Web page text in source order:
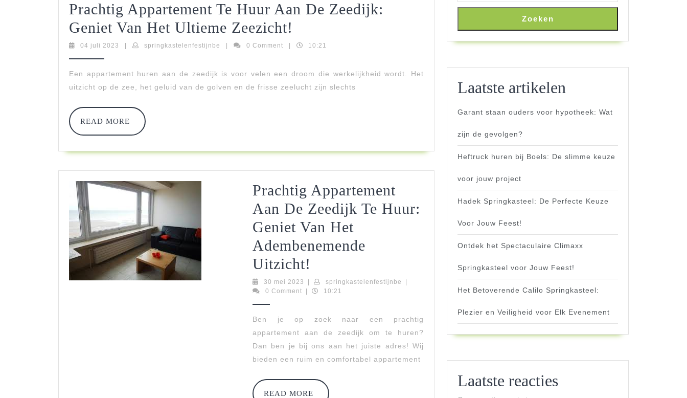
Prachtig Appartement Te Huur Aan De Zeedijk:
Geniet Van Het Ultieme Zeezicht!
Appartement
Huur
Geniet
Van
Het
Ultieme
Zeezicht!
04 juli 2023 04
springkastelenfestijnbe springkastelenfestijnbe
0 Comment 10:21
Een appartement huren aan de zeedijk is voor velen een droom die werkelijkheid wordt. Het
uitzicht op de zee, het geluid van de golven en de frisse zeelucht zijn slechts
READ MORE
READ
MORE
Prachtig Appartement
Aan De Zeedijk Te Huur:
Geniet Van Het
Adembenemende
Uitzicht!
Appartement
De
Zeedijk
Te
Geniet
30 mei 2023 30
mei
springkastelenfestijnbe springkastelenfestijnbe
0 Comment
10:21
Ben je op zoek naar een prachtig
appartement aan de zeedijk om te huren?
Dan ben je bij ons aan het juiste adres! Wij
bieden een ruim en comfortabel appartement
READ MORE
READ
Zoeken
Laatste artikelen
Garant staan ouders voor hypotheek: Wat
zijn de gevolgen?
Heftruck huren bij Boels: De slimme keuze
voor jouw project
Hadek Springkasteel: De Perfecte Keuze
Voor Jouw Feest!
Ontdek het Spectaculaire Climaxx
Springkasteel voor Jouw Feest!
Het Betoverende Calilo Springkasteel:
Plezier en Veiligheid voor Elk Evenement
Laatste reacties